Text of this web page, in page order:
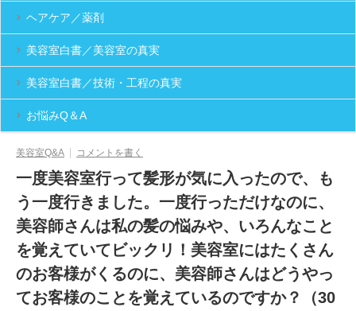
ヘアケア／薬剤
美容室白書／美容室の真実
美容室白書／技術・工程の真実
お悩みQ＆A
美容室Q&A コメントを書く
一度美容室行って髪形が気に入ったので、も
う一度行きました。一度行っただけなのに、
美容師さんは私の髪の悩みや、いろんなこと
を覚えていてビックリ！美容室にはたくさん
のお客様がくるのに、美容師さんはどうやっ
てお客様のことを覚えているのですか？（30